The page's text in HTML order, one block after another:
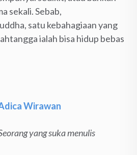
sekali. Sebab,
satu kebahagiaan yang
ialah bisa hidup bebas
Wirawan
yang suka menulis